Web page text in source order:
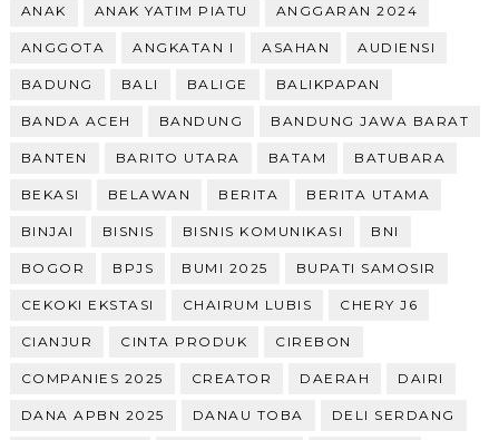
ANAK ANAK YATIM PIATU ANGGARAN 2024
ANGGOTA ANGKATAN I ASAHAN AUDIENSI
BADUNG BALI BALIGE BALIKPAPAN
BANDA ACEH BANDUNG BANDUNG JAWA BARAT
BANTEN BARITO UTARA BATAM BATUBARA
BEKASI BELAWAN BERITA BERITA UTAMA
BINJAI BISNIS BISNIS KOMUNIKASI BNI
BOGOR BPJS BUMI 2025 BUPATI SAMOSIR
CEKOKI EKSTASI CHAIRUM LUBIS CHERY J6
CIANJUR CINTA PRODUK CIREBON
COMPANIES 2025 CREATOR DAERAH DAIRI
DANA APBN 2025 DANAU TOBA DELI SERDANG